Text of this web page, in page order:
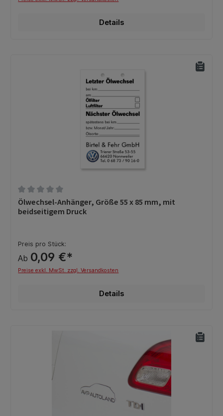
Details
Durchschnittliche Bewertung von 0 von 5 Sternen
Ölwechsel-Anhänger, Größe 55 x 85 mm, mit
beidseitigem Druck
Preis pro Stück:
Ab 0,09 €*
Preise exkl. MwSt. zzgl. Versandkosten
Details